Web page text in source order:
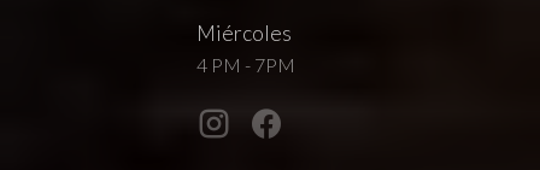
Miércoles
4 PM - 7PM